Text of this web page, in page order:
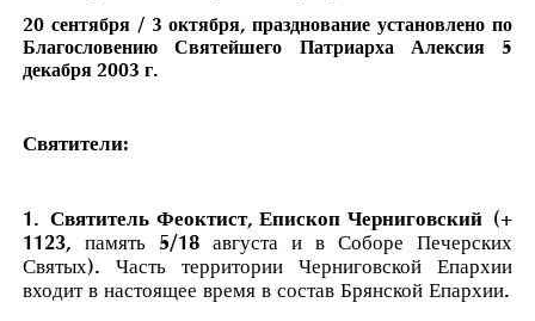
20 сентября / 3 октября, празднование установлено по
Благословению Святейшего Патриарха Алексия 5
декабря 2003 г.
Святители:
1.Святитель Феоктист, Епископ Черниговский (+
1123, память 5/18 августа и в Соборе Печерских
Святых). Часть территории Черниговской Епархии
входит в настоящее время в состав Брянской Епархии.